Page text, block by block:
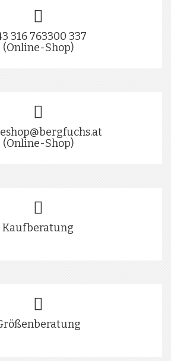
316 763300 337
(Online-Shop)
(Online-Shop)
Kaufberatung